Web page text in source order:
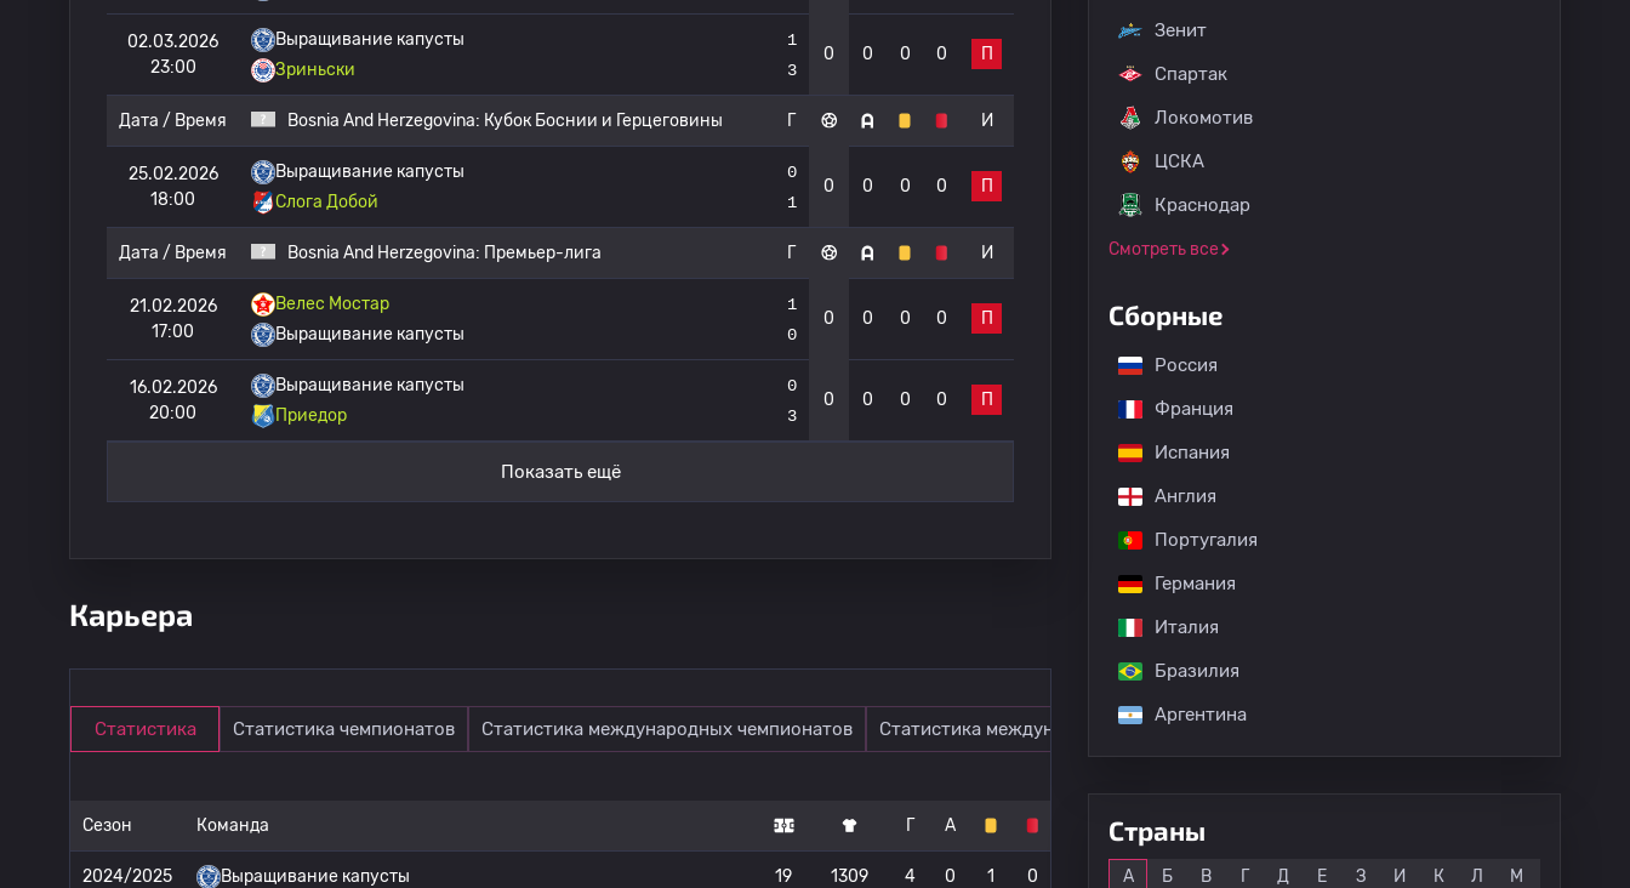
02.03.2026
23:00
Выращивание капусты
Зриньски
1
3
0 0 0 0 П
Дата / Время Bosnia And Herzegovina: Кубок Боснии и Герцеговины Г И
25.02.2026
18:00
Выращивание капусты
Слога Добой
0
1
0 0 0 0 П
Дата / Время Bosnia And Herzegovina: Премьер-лига Г И
21.02.2026
17:00
Велес Мостар
Выращивание капусты
1
0
0 0 0 0 П
16.02.2026
20:00
Выращивание капусты
Приедор
0
3
0 0 0 0 П
Показать ещё
Карьера
Статистика Статистика чемпионатов Статистика международных чемпионатов Статистика международных матчей
Сезон Команда Г А
2024/2025 Выращивание капусты 19 1309 4 0 1 0
Зенит
Спартак
Локомотив
ЦСКА
Краснодар
Смотреть все
Сборные
Россия
Франция
Испания
Англия
Португалия
Германия
Италия
Бразилия
Аргентина
Страны
А Б В Г Д Е З И К Л М